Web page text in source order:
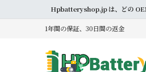
Hpbatteryshop.jp は、どの
1年間の保証、30日間の返金